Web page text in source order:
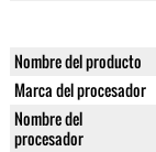
Nombre del producto
Marca del procesador
Nombre del
procesador